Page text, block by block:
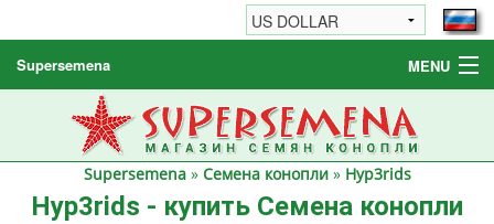
Supersemena MENU
Семена конопли
Другие товары
Как заказать / FAQ
Supersemena» Семена конопли» Hyp3rids
Hyp3rids - купить Семена конопли